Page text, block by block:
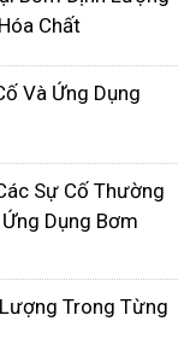
được sử dụng
bị giới hạn ở
chúng dễ dàng
bơm vào chân
Chất
Và Ứng Dụng
Sự Cố Thường
Dụng Bơm
Trong Từng